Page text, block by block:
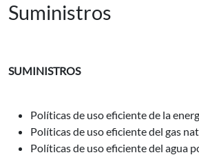
Suministros
SUMINISTROS
Políticas de uso eficiente de la
Políticas de uso eficiente del gas
Políticas de uso eficiente del agua